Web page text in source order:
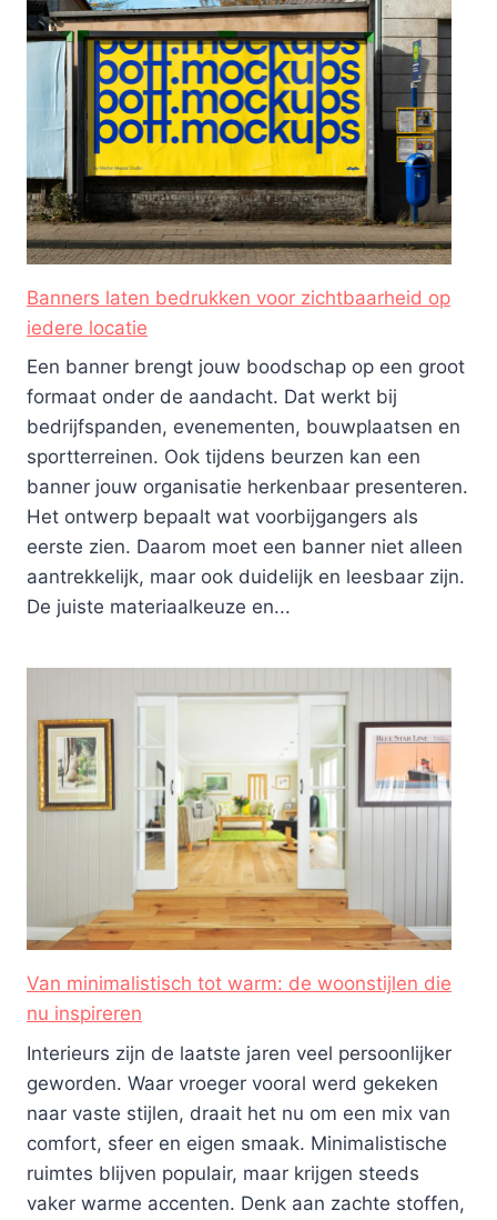
Banners laten bedrukken voor zichtbaarheid op
iedere locatie
Een banner brengt jouw boodschap op een groot
formaat onder de aandacht. Dat werkt bij
bedrijfspanden, evenementen, bouwplaatsen en
sportterreinen. Ook tijdens beurzen kan een
banner jouw organisatie herkenbaar presenteren.
Het ontwerp bepaalt wat voorbijgangers als
eerste zien. Daarom moet een banner niet alleen
aantrekkelijk, maar ook duidelijk en leesbaar zijn.
De juiste materiaalkeuze en...
Van minimalistisch tot warm: de woonstijlen die
nu inspireren
Interieurs zijn de laatste jaren veel persoonlijker
geworden. Waar vroeger vooral werd gekeken
naar vaste stijlen, draait het nu om een mix van
comfort, sfeer en eigen smaak. Minimalistische
ruimtes blijven populair, maar krijgen steeds
vaker warme accenten. Denk aan zachte stoffen,